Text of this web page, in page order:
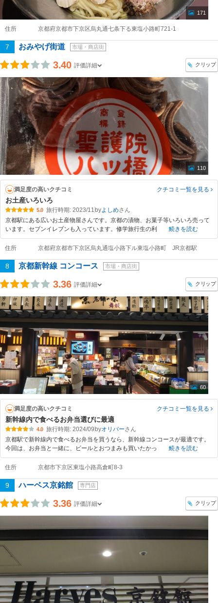
171
住所 京都府京都市下京区烏丸通七条下る東塩小路町721-1
7 おみやげ街道 市場・商店街
3.40 評価詳細 クリップ
110
満足度の高いクチコミ クチコミ一覧を見る
お土産いろいろ
5.0 旅行時期: 2023/11 byよしめ
京都駅にある広いお土産物屋さんです。京都の漬物、お菓子等いろいろ売って
います。セブンイレブンも入っています。修学旅行生の利
続きを読む
住所 京都府京都市下京区烏丸通塩小路下ル東塩小路町 JR京都駅
8 京都新幹線 コンコース 市場・商店街
3.36 評価詳細 クリップ
60
満足度の高いクチコミ クチコミ一覧を見る
新幹線内で食べるお弁当選びに最適
4.0 旅行時期: 2024/09 byオリバー
京都駅で新幹線内で食べるお弁当を買うなら、新幹線コンコースが最適です。
今回は、お弁当と一緒に、ビールとおつまみも買いたかっ
続きを読む
住所 京都市下京区東塩小路高倉町8-3
9 ハーベス京銘館 専門店
3.36 評価詳細 クリップ